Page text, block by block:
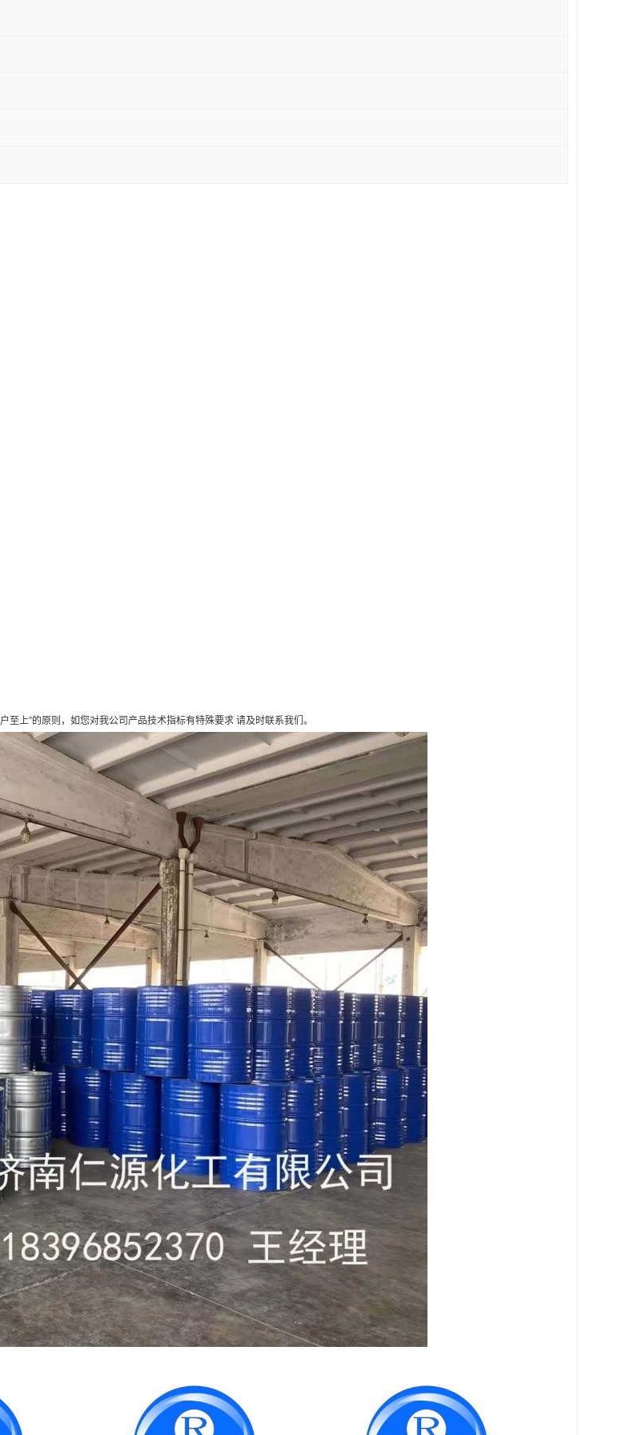
上”的原则，如您对我公司产品技术指标有特殊要求 请及时联系我们。